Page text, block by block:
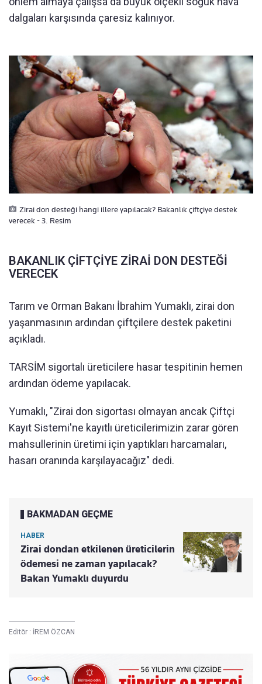
dalgaları karşısında çaresiz kalınıyor.
Zirai don desteği hangi illere yapılacak? Bakanlık çiftçiye destek
verecek - 3. Resim
BAKANLIK ÇİFTÇİYE ZİRAİ DON DESTEĞİ
VERECEK
Tarım ve Orman Bakanı İbrahim Yumaklı, zirai don
yaşanmasının ardından çiftçilere destek paketini
açıkladı.
TARSİM sigortalı üreticilere hasar tespitinin hemen
ardından ödeme yapılacak.
Yumaklı, "Zirai don sigortası olmayan ancak Çiftçi
Kayıt Sistemi'ne kayıtlı üreticilerimizin zarar gören
mahsullerinin üretimi için yaptıkları harcamaları,
hasarı oranında karşılayacağız" dedi.
BAKMADAN GEÇME
HABER
Zirai dondan etkilenen üreticilerin
ödemesi ne zaman yapılacak?
Bakan Yumaklı duyurdu
Editör : İREM ÖZCAN